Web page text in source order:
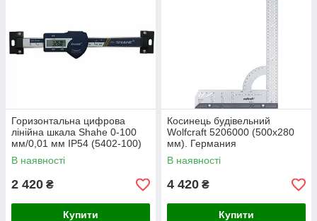
Горизонтальна цифрова
лінійна шкала Shahe 0-100
мм/0,01 мм IP54 (5402-100)
В наявності
2 420 ₴
Купити
Косинець будівельний
Wolfcraft 5206000 (500х280
мм). Германия
В наявності
4 420 ₴
Купити